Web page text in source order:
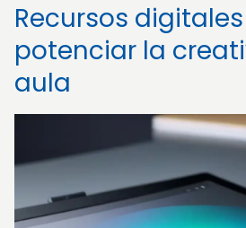
Recursos
potenciar la
aula